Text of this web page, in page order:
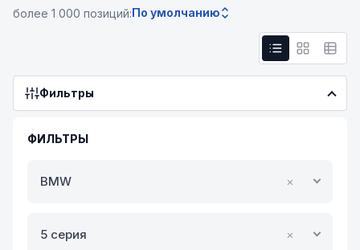
более 1 000 позиций:По умолчанию
Фильтры
ФИЛЬТРЫ
×
BMW
×
5 серия